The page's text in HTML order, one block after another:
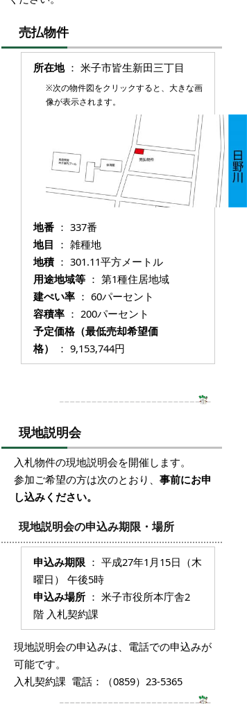
売払物件
所在地： 米子市皆生新田三丁目
※次の物件図をクリックすると、大きな画
像が表示されます。
地番 ： 337番
地目 ： 雑種地
地積： 301.11平方メートル
用途地域等 ： 第1種住居地域
建ぺい率 ： 60パーセント
容積率 ： 200パーセント
予定価格（最低売却希望価
格）
： 9,153,744円
現地説明会
入札物件の現地説明会を開催します。
参加ご希望の方は次のとおり、 事前にお申
し込みください。
現地説明会の申込み期限・場所
申込み期限 ： 平成27年1月15日（木
曜日） 午後5時
申込み場所 ： 米子市役所本庁舎2
階 入札契約課
現地説明会の申込みは、電話での申込みが
可能です。
入札契約課 電話：（0859）23-5365